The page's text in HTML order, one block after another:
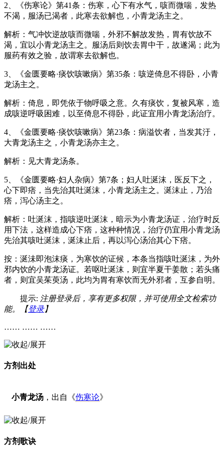
2、《伤寒论》第41条：伤寒，心下有水气，咳而微喘，发热
不渴，服汤已渴者，此寒去欲解也，小青龙汤主之。
解析：气冲饮逆故咳而微喘，外邪不解故发热，胃有饮故不
渴，宜以小青龙汤主之。服汤后则饮去胃中干，故遂渴；此为
服药有效之验，故谓寒去欲解也。
3、《金匮要略·痰饮咳嗽病》第35条：咳逆倚息不得卧，小青
龙汤主之。
解析：倚息，即凭依于物呼吸之意。久有痰饮，复被风寒，造
成咳逆呼吸困难，以至倚息不得卧，此证宜用小青龙汤治疗。
4、《金匮要略·痰饮咳嗽病》第23条：病溢饮者，当发其汙，
大青龙汤主之，小青龙汤亦主之。
解析：见大青龙汤条。
5、《金匮要略·妇人杂病》第7条；妇人吐涎沫，医反下之，
心下即痞，当先治其吐涎沫，小青龙汤主之。涎沫止，乃治
痞，泻心汤主之。
解析：吐涎沫，指咳逆吐涎沫，暗示为小青龙汤证，治疗时反
用下法，这样造成心下痞，这种种情况，治疗仍宜用小青龙汤
先治其咳吐涎沫，涎沫止后，再以泻心汤治其心下痞。
按：涎沬即泡沫痰，为寒饮的证候，本条当指咳吐涎沫，为外
邪内饮的小青龙汤证。若呕吐涎沫，则宜半夏干姜散；若头痛
者，则宜吴茱萸汤，此均为胃有寒饮而无外邪者，互参自明。
提示: 注册登录后，享有更多权限，并可使用全文检索功
能。【登录】
…… …… ……
方剂出处
小青龙汤 ，出自《伤寒论》
方剂歌诀